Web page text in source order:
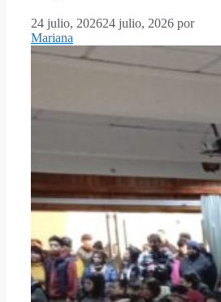
24 julio, 202624 julio, 2026 por
Mariana